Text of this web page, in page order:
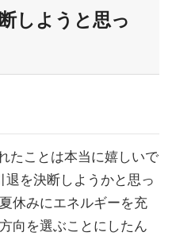
しようと思っ
たことは本当に嬉しいで
を決断しようかと思っ
休みにエネルギーを充
向を選ぶことにしたん